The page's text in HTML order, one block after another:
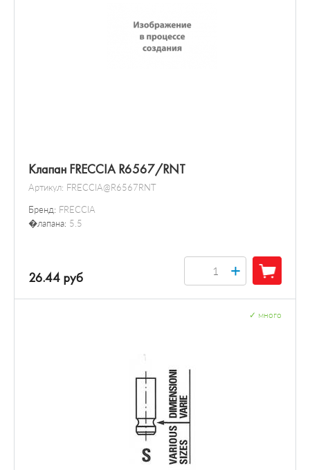
Клапан FRECCIA R6567/RNT
Артикул: FRECCIA@R6567RNT
Бренд: FRECCIA
�лапана: 5.5
26.44 руб +
много